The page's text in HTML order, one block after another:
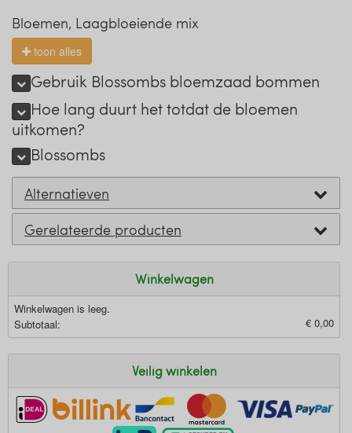
Bloemen, Laagbloeiende mix
toon alles
Gebruik Blossombs bloemzaad bommen
Hoe lang duurt het totdat de bloemen
uitkomen?
Blossombs
Alternatieven
Gerelateerde producten
Winkelwagen
Winkelwagen is leeg.
Subtotaal:
€ 0,00
Veilig winkelen